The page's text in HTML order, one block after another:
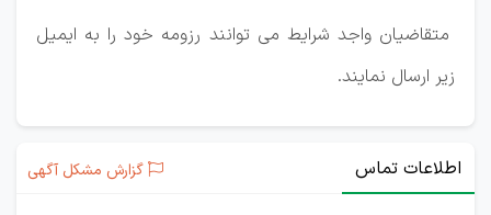
متقاضیان واجد شرایط می توانند رزومه خود را به ایمیل
زیر ارسال نمایند.
اطلاعات تماس گزارش مشکل آگهی